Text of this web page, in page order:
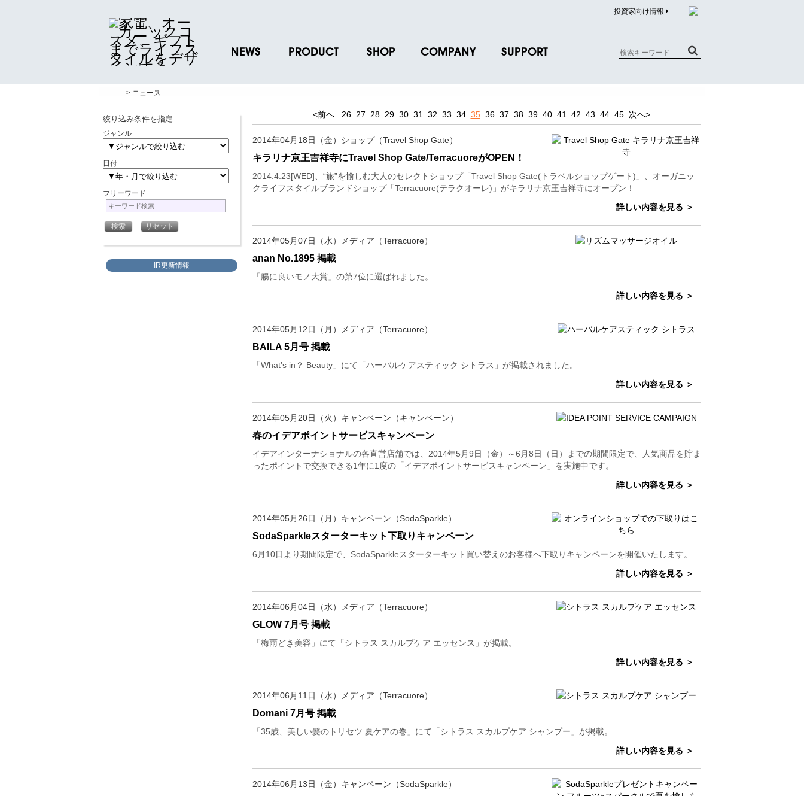
投資家向け情報
NEWS PRODUCT
ノベルティグッズ
お取引先様 会員認証
SHOP
BRUNO POINT SERVICE
COMPANY
リクルート
社会貢献活動
SUPPORT
各種お問い合わせ
よくあるご質問（企業）
> ニュース
絞り込み条件を指定
ジャンル
日付
フリーワード
IR更新情報
<前へ 26 27 28 29 30 31 32 33 34 35 36 37 38 39 40 41 42 43 44 45 次へ>
2014年04月18日（金）ショップ（Travel Shop Gate）
キラリナ京王吉祥寺にTravel Shop Gate/TerracuoreがOPEN！
2014.4.23[WED]、“旅”を愉しむ大人のセレクトショップ「Travel Shop Gate(トラベルショップゲート)」、オーガニッ
クライフスタイルブランドショップ「Terracuore(テラクオーレ)」がキラリナ京王吉祥寺にオープン！
詳しい内容を見る ＞
2014年05月07日（水）メディア（Terracuore）
anan No.1895 掲載
「腸に良いモノ大賞」の第7位に選ばれました。
詳しい内容を見る ＞
2014年05月12日（月）メディア（Terracuore）
BAILA 5月号 掲載
「What’s in？ Beauty」にて「ハーバルケアスティック シトラス」が掲載されました。
詳しい内容を見る ＞
2014年05月20日（火）キャンペーン（キャンペーン）
春のイデアポイントサービスキャンペーン
イデアインターナショナルの各直営店舗では、2014年5月9日（金）～6月8日（日）までの期間限定で、人気商品を貯ま
ったポイントで交換できる1年に1度の「イデアポイントサービスキャンペーン」を実施中です。
詳しい内容を見る ＞
2014年05月26日（月）キャンペーン（SodaSparkle）
SodaSparkleスターターキット下取りキャンペーン
6月10日より期間限定で、SodaSparkleスターターキット買い替えのお客様へ下取りキャンペーンを開催いたします。
詳しい内容を見る ＞
2014年06月04日（水）メディア（Terracuore）
GLOW 7月号 掲載
「梅雨どき美容」にて「シトラス スカルプケア エッセンス」が掲載。
詳しい内容を見る ＞
2014年06月11日（水）メディア（Terracuore）
Domani 7月号 掲載
「35歳、美しい髪のトリセツ 夏ケアの巻」にて「シトラス スカルプケア シャンプー」が掲載。
詳しい内容を見る ＞
2014年06月13日（金）キャンペーン（SodaSparkle）